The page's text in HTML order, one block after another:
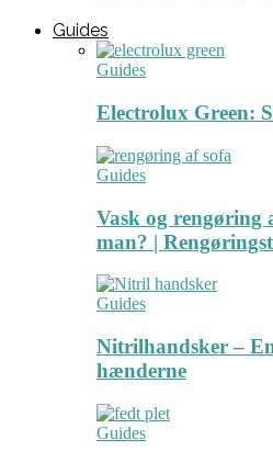
Guides
Guides
Electrolux Green:
Guides
Vask og rengøring
man? |
Guides
Nitrilhandsker –
hænderne
Guides